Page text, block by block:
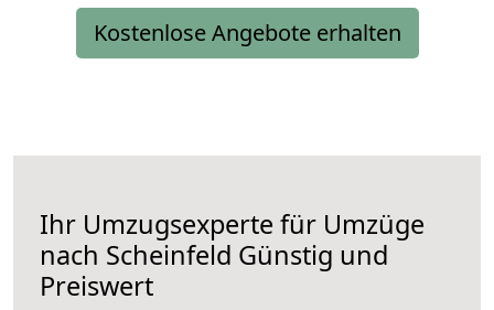
Kostenlose Angebote erhalten
Ihr Umzugsexperte für Umzüge
nach Scheinfeld Günstig und
Preiswert